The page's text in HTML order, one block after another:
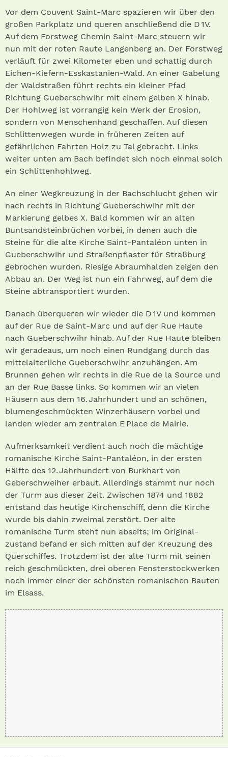
Vor dem Couvent Saint-Marc spazieren wir über den
großen Parkplatz und queren anschließend die D 1V.
Auf dem Forstweg Chemin Saint-Marc steuern wir
nun mit der roten Raute Langenberg an. Der Forstweg
verläuft für zwei Kilometer eben und schattig durch
Eichen-Kiefern-Esskastanien-Wald. An einer Gabelung
der Waldstraßen führt rechts ein kleiner Pfad
Richtung Gueberschwihr mit einem gelben X hinab.
Der Hohlweg ist vorrangig kein Werk der Erosion,
sondern von Menschenhand geschaffen. Auf diesen
Schlittenwegen wurde in früheren Zeiten auf
gefährlichen Fahrten Holz zu Tal gebracht. Links
weiter unten am Bach befindet sich noch einmal solch
ein Schlittenhohlweg.
An einer Wegkreuzung in der Bachschlucht gehen wir
nach rechts in Richtung Gueberschwihr mit der
Markierung gelbes X. Bald kommen wir an alten
Buntsandsteinbrüchen vorbei, in denen auch die
Steine für die alte Kirche Saint-Pantaléon unten in
Gueberschwihr und Straßenpflaster für Straßburg
gebrochen wurden. Riesige Abraumhalden zeigen den
Abbau an. Der Weg ist nun ein Fahrweg, auf dem die
Steine abtransportiert wurden.
Danach überqueren wir wieder die D 1V und kommen
auf der Rue de Saint-Marc und auf der Rue Haute
nach Gueberschwihr hinab. Auf der Rue Haute bleiben
wir geradeaus, um noch einen Rundgang durch das
mittelalterliche Gueberschwihr anzuhängen. Am
Brunnen gehen wir rechts in die Rue de la Source und
an der Rue Basse links. So kommen wir an vielen
Häusern aus dem 16. Jahrhundert und an schönen,
blumengeschmückten Winzerhäusern vorbei und
landen wieder am zentralen E Place de Mairie.
Aufmerksamkeit verdient auch noch die mächtige
romanische Kirche Saint-Pantaléon, in der ersten
Hälfte des 12. Jahrhundert von Burkhart von
Geberschweiher erbaut. Allerdings stammt nur noch
der Turm aus dieser Zeit. Zwischen 1874 und 1882
entstand das heutige Kirchenschiff, denn die Kirche
wurde bis dahin zweimal zerstört. Der alte
romanische Turm steht nun abseits; im Original­
zustand befand er sich mitten auf der Kreuzung des
Querschiffes. Trotzdem ist der alte Turm mit seinen
reich geschmückten, drei oberen Fensterstockwerken
noch immer einer der schönsten romanischen Bauten
im Elsass.